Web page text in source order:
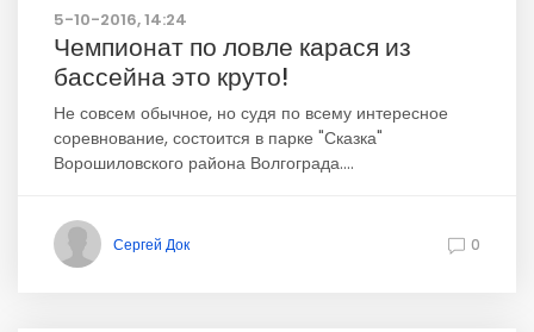
5-10-2016, 14:24
Чемпионат по ловле карася из
бассейна это круто!
Не совсем обычное, но судя по всему интересное
соревнование, состоится в парке "Сказка"
Ворошиловского района Волгограда....
Сергей Док 0